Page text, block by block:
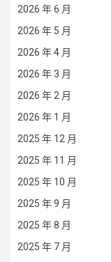
2026 年 6 月
2026 年 5 月
2026 年 4 月
2026 年 3 月
2026 年 2 月
2026 年 1 月
2025 年 12 月
2025 年 11 月
2025 年 10 月
2025 年 9 月
2025 年 8 月
2025 年 7 月